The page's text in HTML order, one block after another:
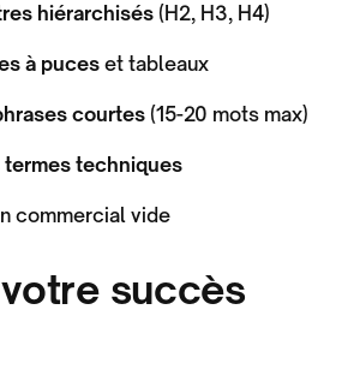
hiérarchisés (H2, H3, H4)
à puceset tableaux
courtes (15-20 mots max)
termes techniques
commercial vide
succès